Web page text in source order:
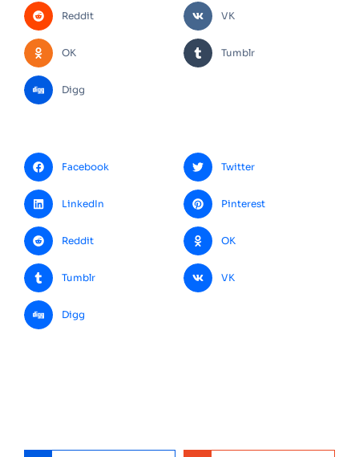
Reddit VK
OK Tumblr
Digg
Facebook Twitter
LinkedIn Pinterest
Reddit OK
Tumblr VK
Digg